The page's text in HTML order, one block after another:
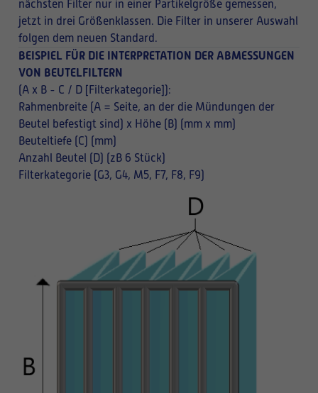
nächsten Filter nur in einer Partikelgröße gemessen,
jetzt in drei Größenklassen. Die Filter in unserer Auswahl
folgen dem neuen Standard.
BEISPIEL FÜR DIE INTERPRETATION DER ABMESSUNGEN
VON BEUTELFILTERN
(A x B - C / D [Filterkategorie]):
Rahmenbreite (A = Seite, an der die Mündungen der
Beutel befestigt sind) x Höhe (B) (mm x mm)
Beuteltiefe (C) (mm)
Anzahl Beutel (D) (zB 6 Stück)
Filterkategorie (G3, G4, M5, F7, F8, F9)